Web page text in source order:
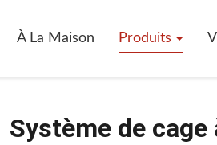
À La Maison Produits
Système de